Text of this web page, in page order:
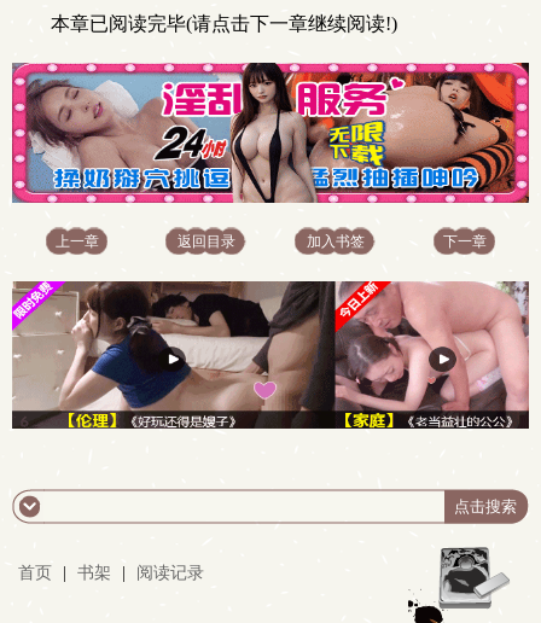
本章已阅读完毕(请点击下一章继续阅读!)
上一章 返回目录 加入书签 下一章
首页 书架 阅读记录